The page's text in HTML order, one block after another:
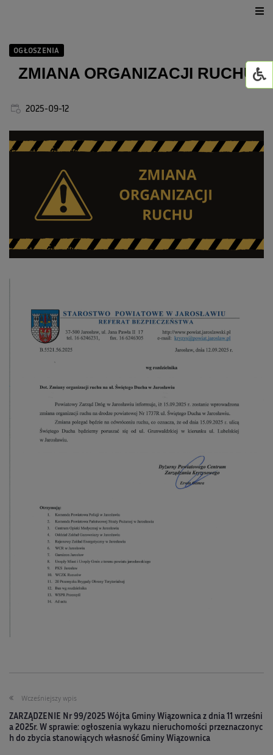
Dla mieszkańca
GMINNY ŻŁOBEK W
GOWiR Radawa
OGŁOSZENIA
ZMIANA ORGANIZACJI RUCHU
2025-09-12
Wcześniejszy wpis
ZARZĄDZENIE Nr 99/2025 Wójta Gminy Wiązownica z dnia 11 wrześni
a 2025r. W sprawie: ogłoszenia wykazu nieruchomości przeznaczonyc
h do zbycia stanowiących własność Gminy Wiązownica